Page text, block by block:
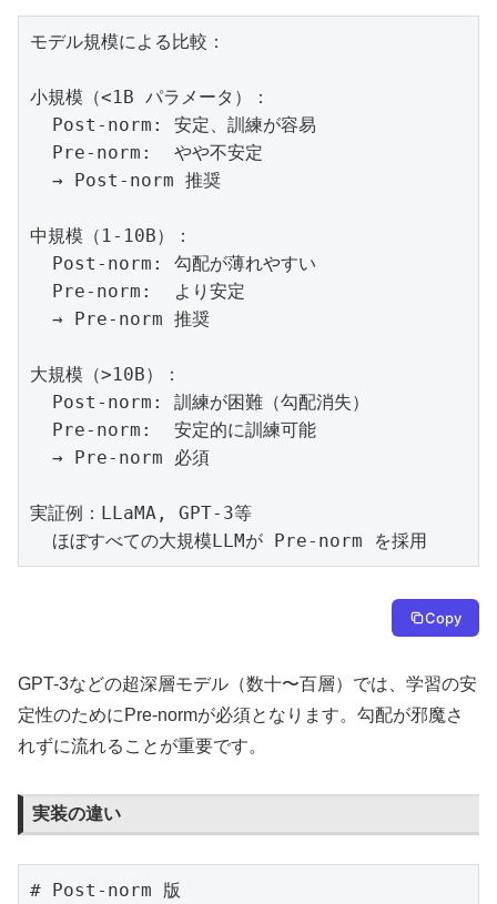
モデル規模による比較：
小規模（<1B パラメータ）：
  Post-norm: 安定、訓練が容易
  Pre-norm:  やや不安定
  → Post-norm 推奨
中規模（1-10B）：
  Post-norm: 勾配が薄れやすい
  Pre-norm:  より安定
  → Pre-norm 推奨
大規模（>10B）：
  Post-norm: 訓練が困難（勾配消失）
  Pre-norm:  安定的に訓練可能
  → Pre-norm 必須
実証例：LLaMA, GPT-3等
  ほぼすべての大規模LLMが Pre-norm を採用
Copy
GPT-3などの超深層モデル（数十〜百層）では、学習の安
定性のためにPre-normが必須となります。勾配が邪魔さ
れずに流れることが重要です。
実装の違い
# Post-norm 版